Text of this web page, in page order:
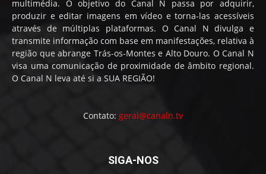
multimédia. O objetivo do Canal N passa por adquirir,
produzir e editar imagens em vídeo e torna-las acessíveis
através de múltiplas plataformas. O Canal N divulga e
transmite informação com base em manifestações, relativa à
região que abrange Trás-os-Montes e Alto Douro. O Canal N
visa uma comunicação de proximidade de âmbito regional.
O Canal N leva até si a SUA REGIÃO!
Contato: geral@canaln.tv
SIGA-NOS